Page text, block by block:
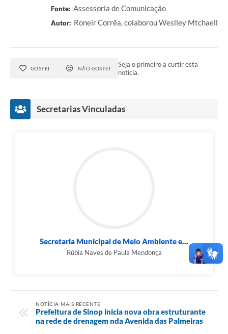
Fonte: Assessoria de Comunicação
Autor: Roneir Corrêa, colaborou Weslley Mtchaell
GOSTEI NÃO GOSTEI
Seja o primeiro a curtir esta
notícia.
Secretarias Vinculadas
Secretaria Municipal de Meio Ambiente e...
Rúbia Naves de Paula Mendonça
NOTÍCIA MAIS RECENTE
Prefeitura de Sinop inicia nova obra estruturante
na rede de drenagem nda Avenida das Palmeiras